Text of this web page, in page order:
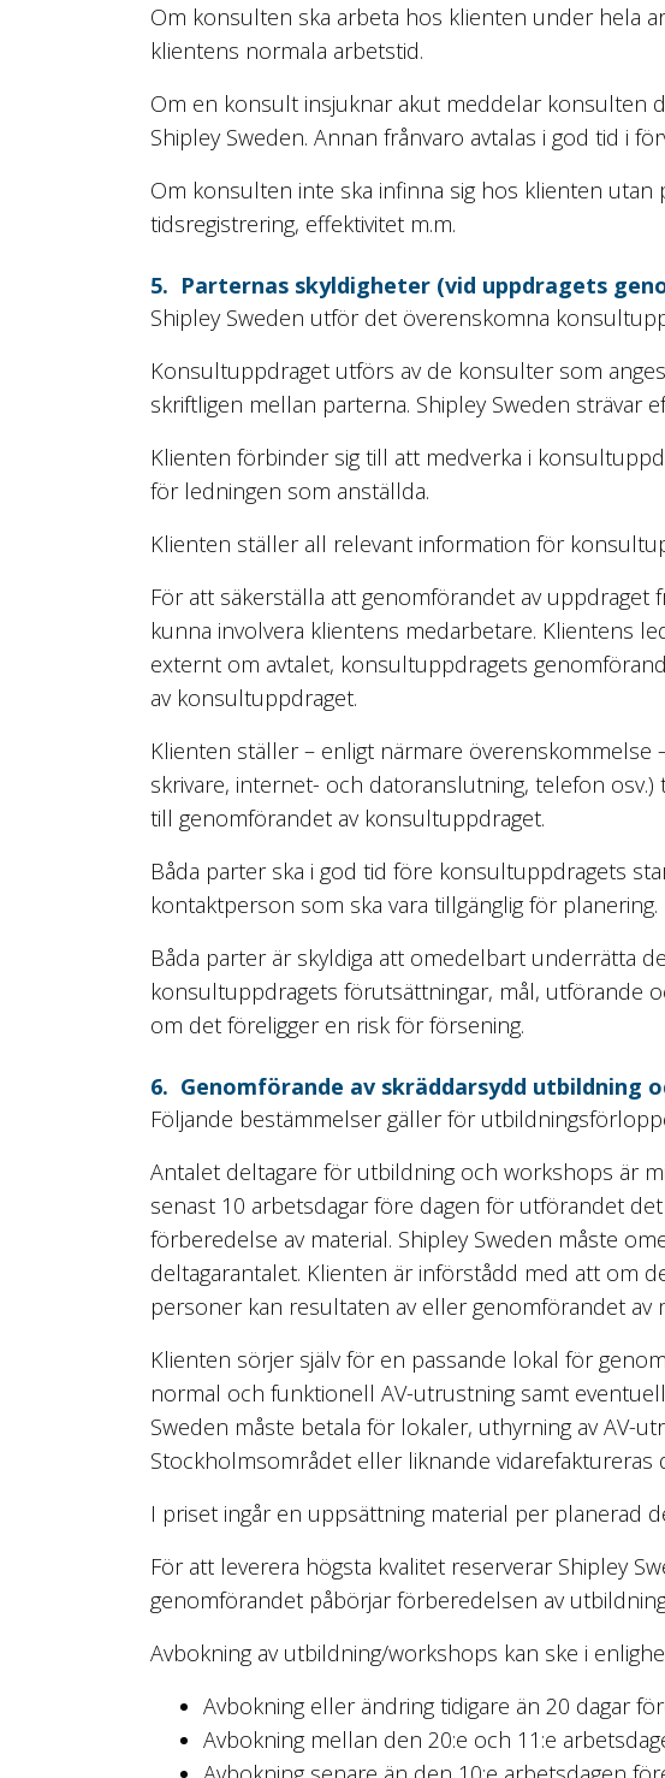
Om konsulten ska arbeta hos klienten under hela
klientens normala arbetstid.
Om en konsult insjuknar akut meddelar konsulten
Shipley Sweden. Annan frånvaro avtalas i god tid i
Om konsulten inte ska infinna sig hos klienten
tidsregistrering, effektivitet m.m.
5. Parternas skyldigheter (vid uppdragets
Shipley Sweden utför det överenskomna
Konsultuppdraget utförs av de konsulter som
skriftligen mellan parterna. Shipley Sweden strävar
Klienten förbinder sig till att medverka i
för ledningen som anställda.
Klienten ställer all relevant information för
För att säkerställa att genomförandet av uppdraget
kunna involvera klientens medarbetare. Klientens
externt om avtalet, konsultuppdragets
av konsultuppdraget.
Klienten ställer – enligt närmare överenskommelse
skrivare, internet- och datoranslutning, telefon
till genomförandet av konsultuppdraget.
Båda parter ska i god tid före konsultuppdragets
kontaktperson som ska vara tillgänglig för planering.
Båda parter är skyldiga att omedelbart underrätta
konsultuppdragets förutsättningar, mål, utförande
om det föreligger en risk för försening.
6. Genomförande av skräddarsydd utbildning
Följande bestämmelser gäller för
Antalet deltagare för utbildning och workshops är
senast 10 arbetsdagar före dagen för utförandet
förberedelse av material. Shipley Sweden måste
deltagarantalet. Klienten är införstådd med att om
personer kan resultaten av eller genomförandet
Klienten sörjer själv för en passande lokal för
normal och funktionell AV-utrustning samt
Sweden måste betala för lokaler, uthyrning av
Stockholmsområdet eller liknande vidarefaktureras
I priset ingår en uppsättning material per planerad
För att leverera högsta kvalitet reserverar Shipley
genomförandet påbörjar förberedelsen av
Avbokning av utbildning/workshops kan ske i
Avbokning eller ändring tidigare än 20 dagar
Avbokning mellan den 20:e och 11:e